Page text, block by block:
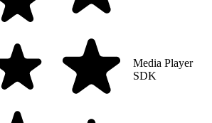
Media Player
SDK